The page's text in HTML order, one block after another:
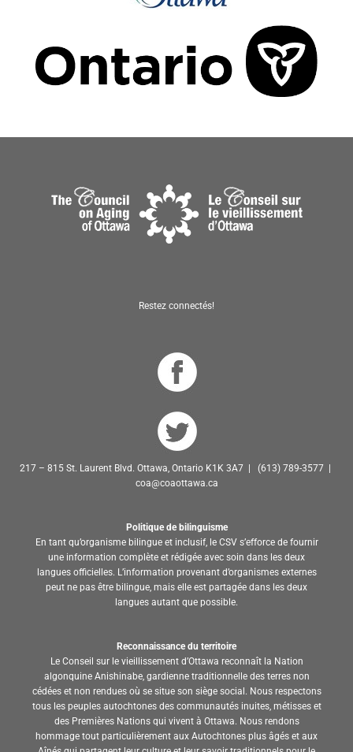
Restez connectés!
217 – 815 St. Laurent Blvd. Ottawa, Ontario K1K 3A7 | (613) 789-3577 |
coa@coaottawa.ca
Politique de bilinguisme
En tant qu’organisme bilingue et inclusif, le CSV s’efforce de fournir
une information complète et rédigée avec soin dans les deux
langues officielles. L’information provenant d’organismes externes
peut ne pas être bilingue, mais elle est partagée dans les deux
langues autant que possible.
Reconnaissance du territoire
Le Conseil sur le vieillissement d’Ottawa reconnaît la Nation
algonquine Anishinabe, gardienne traditionnelle des terres non
cédées et non rendues où se situe son siège social. Nous respectons
tous les peuples autochtones des communautés inuites, métisses et
des Premières Nations qui vivent à Ottawa. Nous rendons
hommage tout particulièrement aux Autochtones plus âgés et aux